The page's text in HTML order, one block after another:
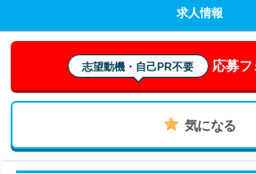
求人情報
志望動機・自己PR不要 応募フ
気になる